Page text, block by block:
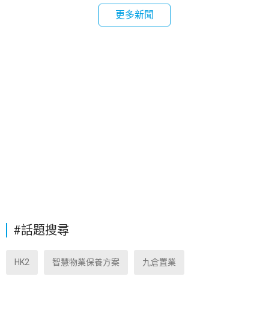
更多新聞
#話題搜尋
HK2 智慧物業保養方案 九倉置業